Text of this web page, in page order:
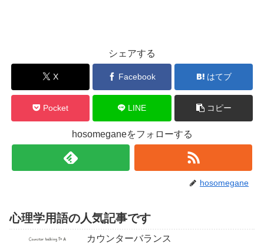
シェアする
X Facebook はてブ
Pocket LINE コピー
hosomeganeをフォローする
hosomegane
心理学用語の人気記事です
カウンターバランス